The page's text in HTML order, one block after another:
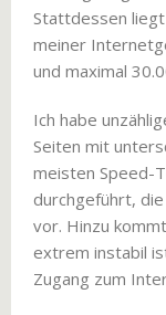
Stattdessen
meiner
und maximal
Ich habe
Seiten mit
meisten Speed-
durchgeführt,
vor. Hinzu
extrem instabil
Zugang zum